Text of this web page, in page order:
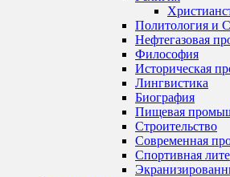
Политология и
Нефтегазовая
Философия
Историческая
Лингвистика
Биография
Пищевая
Строительство
Современная
Спортивная